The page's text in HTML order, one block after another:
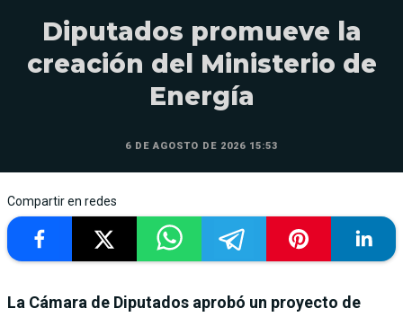
Diputados promueve la
creación del Ministerio de
Energía
6 DE AGOSTO DE 2026 15:53
Compartir en redes
La Cámara de Diputados aprobó un proyecto de